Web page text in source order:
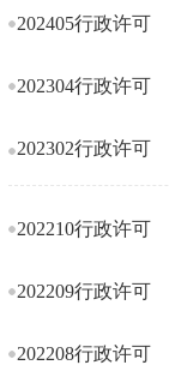
202405行政许可
202304行政许可
202302行政许可
202210行政许可
202209行政许可
202208行政许可